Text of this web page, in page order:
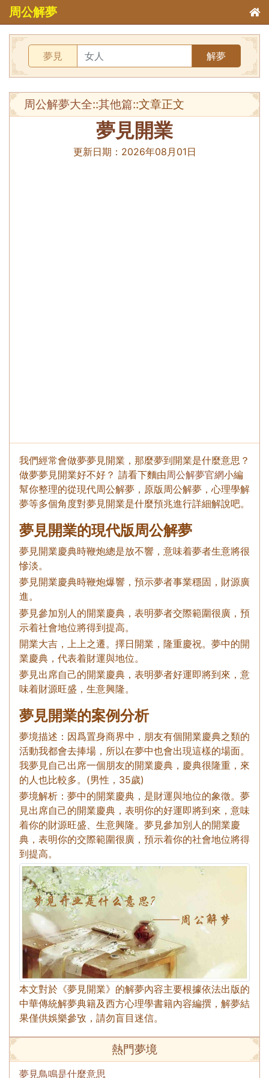
周公解夢
夢見 解夢
周公解夢大全::其他篇::文章正文
夢見開業
更新日期： 2026年08月01日
我們經常會做夢夢見開業，那麼夢到開業是什麼意思？
做夢夢見開業好不好？ 請看下麵由周公解夢官網小編
幫你整理的從現代周公解夢，原版周公解夢，心理學解
夢等多個角度對夢見開業是什麼預兆進行詳細解說吧。
夢見開業的現代版周公解夢
夢見開業慶典時鞭炮總是放不響，意味着夢者生意將很
慘淡。
夢見開業慶典時鞭炮爆響，預示夢者事業穩固，財源廣
進。
夢見參加別人的開業慶典，表明夢者交際範圍很廣，預
示着社會地位將得到提高。
開業大吉，上上之遷。擇日開業，隆重慶祝。夢中的開
業慶典，代表着財運與地位。
夢見出席自己的開業慶典，表明夢者好運即將到來，意
味着財源旺盛，生意興隆。
夢見開業的案例分析
夢境描述：因爲置身商界中，朋友有個開業慶典之類的
活動我都會去捧場，所以在夢中也會出現這樣的場面。
我夢見自己出席一個朋友的開業慶典，慶典很隆重，來
的人也比較多。(男性，35歲)
夢境解析：夢中的開業慶典，是財運與地位的象徵。夢
見出席自己的開業慶典，表明你的好運即將到來，意味
着你的財源旺盛、生意興隆。夢見參加別人的開業慶
典，表明你的交際範圍很廣，預示着你的社會地位將得
到提高。
本文對於《夢見開業》的解夢內容主要根據依法出版的
中華傳統解夢典籍及西方心理學書籍內容編撰，解夢結
果僅供娛樂參攷，請勿盲目迷信。
熱門夢境
夢見鳥鳴是什麼意思